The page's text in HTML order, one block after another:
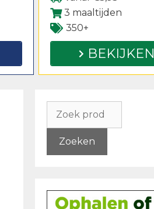
3 maaltijden
350+
BEKIJKEN
naar:
Zoeken